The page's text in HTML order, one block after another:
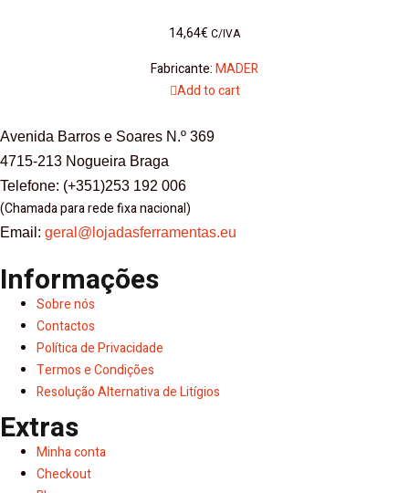
14,64€ C/IVA
Fabricante:MADER
Add to cart
Avenida Barros e Soares N.º 369
4715-213 Nogueira Braga
Telefone: (+351)253 192 006
(Chamada para rede fixa nacional)
Email: geral@lojadasferramentas.eu
Informações
Sobre nós
Contactos
Política de Privacidade
Termos e Condições
Resolução Alternativa de Litígios
Extras
Minha conta
Checkout